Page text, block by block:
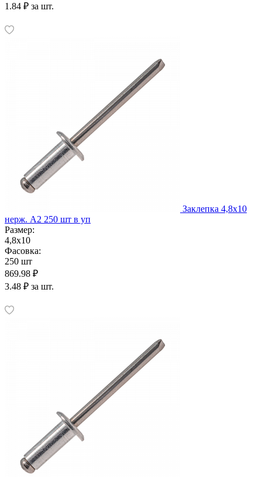
1.84 ₽ за шт.
Заклепка 4,8х10
нерж. А2 250 шт в уп
Размер:
4,8х10
Фасовка:
250 шт
869.98 ₽
3.48 ₽ за шт.